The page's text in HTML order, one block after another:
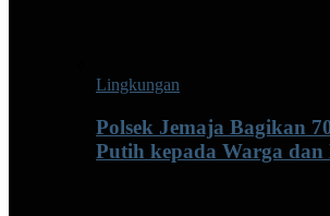
Lingkungan
Polsek Jemaja Bagikan
Putih kepada Warga dan